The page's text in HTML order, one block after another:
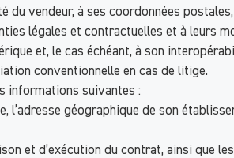
du vendeur, à ses coordonnées
légales et contractuelles et à leurs
et, le cas échéant, à son
conventionnelle en cas de litige.
informations suivantes :
l’adresse géographique de son
et d’exécution du contrat, ainsi que